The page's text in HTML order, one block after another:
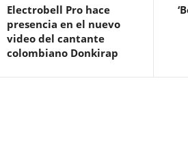
Electrobell Pro hace
presencia en el nuevo
video del cantante
colombiano Donkirap